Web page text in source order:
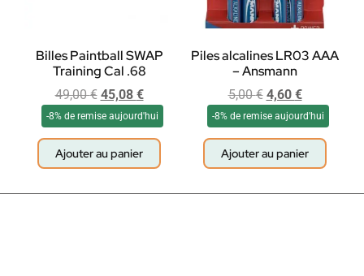
Billes Paintball SWAP
Training Cal .68
49,00€ 45,08 €
-8% de remise aujourd'hui
Ajouter au panier
Piles alcalines LR03 AAA
– Ansmann
5,00€ 4,60 €
-8% de remise aujourd'hui
Ajouter au panier